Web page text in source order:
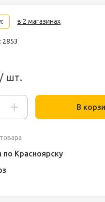
в 2 магазинах
2853
шт.
В
Красноярску